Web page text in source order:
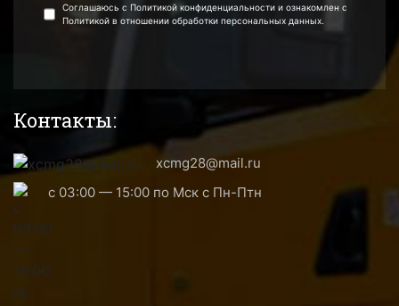
Соглашаюсь с Политикой конфиденциальности и ознакомлен с
Политикой в отношении обработки персональных данных.
Контакты:
xcmg28@mail.ru
с 03:00 — 15:00 по Мск с Пн-Птн